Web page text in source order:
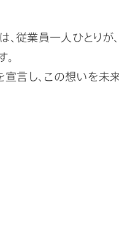
、従業員一人ひとり
言し、この想いを未